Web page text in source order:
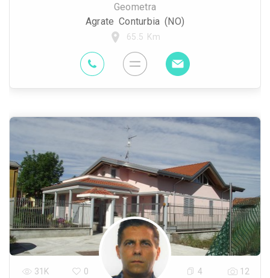
Geometra
Agrate Conturbia (NO)
65.5 Km
31K 0 4 12